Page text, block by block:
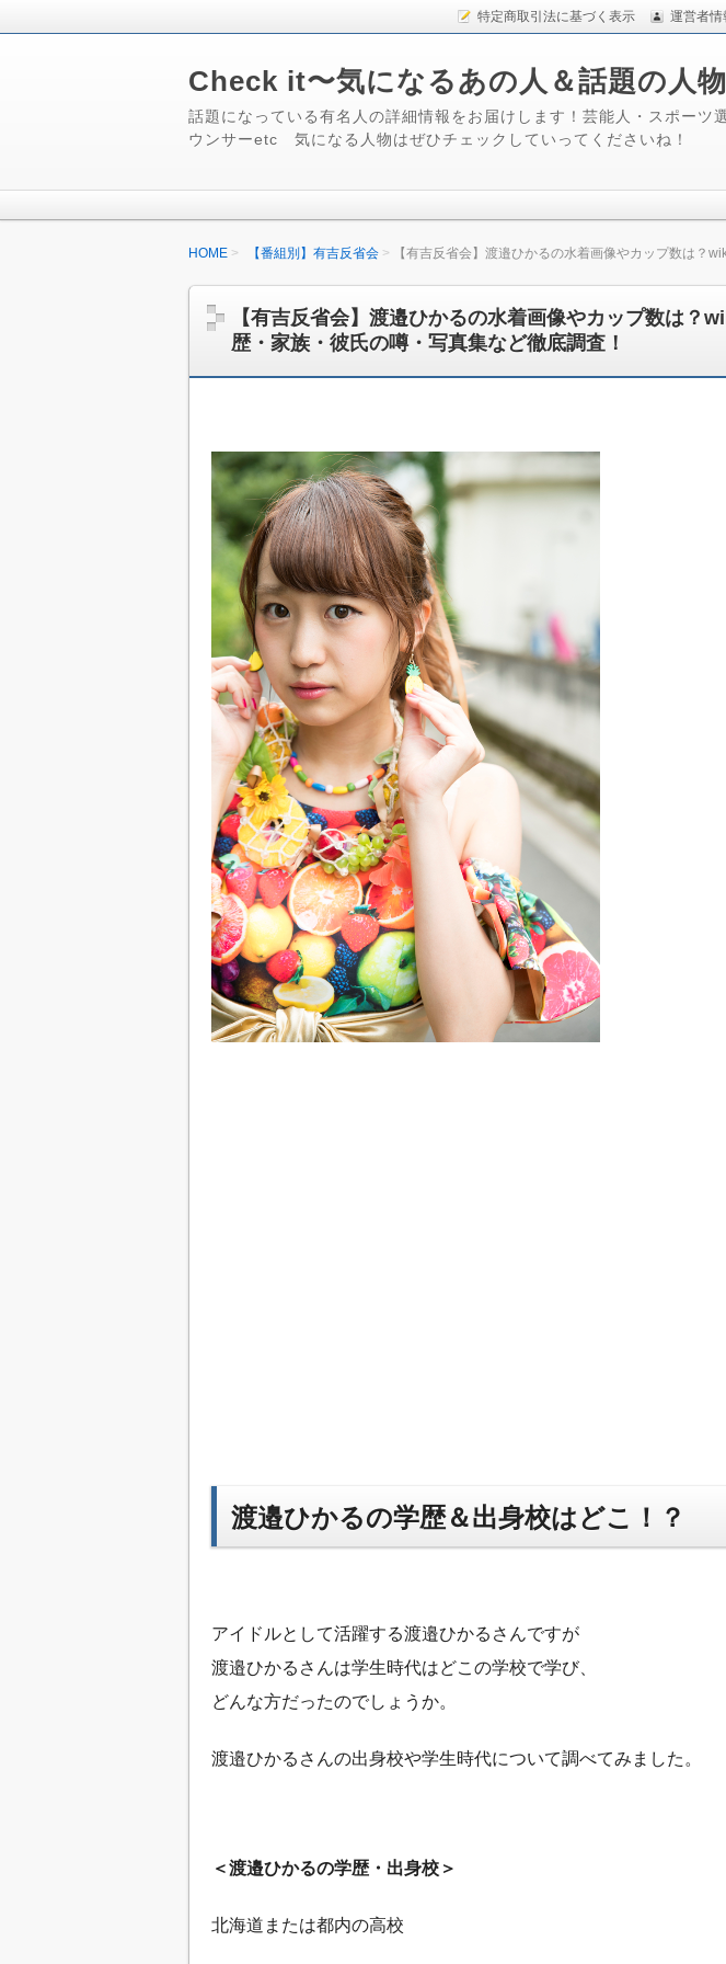
特定商取引法に基づく表示 運営者情
Check it〜気になるあの人＆話題の人
話題になっている有名人の詳細情報をお届けします！芸能人・スポーツ
ウンサーetc 気になる人物はぜひチェックしていってくださいね！
HOME 【番組別】有吉反省会 【有吉反省会】渡邉ひかるの水着画像やカップ数は？
【有吉反省会】渡邉ひかるの水着画像やカップ数は？
歴・家族・彼氏の噂・写真集など徹底調査！
渡邉ひかるの学歴＆出身校はどこ！？
アイドルとして活躍する渡邉ひかるさんですが
渡邉ひかるさんは学生時代はどこの学校で学び、
どんな方だったのでしょうか。
渡邉ひかるさんの出身校や学生時代について調べてみました。
＜渡邉ひかるの学歴・出身校＞
北海道または都内の高校